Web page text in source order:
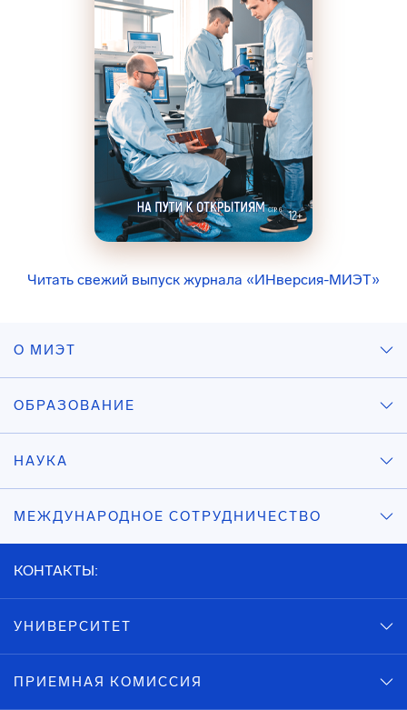
Читать свежий выпуск журнала «ИНверсия-МИЭТ»
О МИЭТ
ОБРАЗОВАНИЕ
НАУКА
МЕЖДУНАРОДНОЕ СОТРУДНИЧЕСТВО
КОНТАКТЫ:
УНИВЕРСИТЕТ
ПРИЕМНАЯ КОМИССИЯ